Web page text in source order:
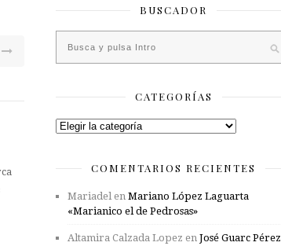
BUSCADOR
CATEGORÍAS
Categorías
COMENTARIOS RECIENTES
Mariadelen Mariano López Laguarta
«Marianico el de Pedrosas»
Altamira Calzada Lopez en José Guarc Pérez